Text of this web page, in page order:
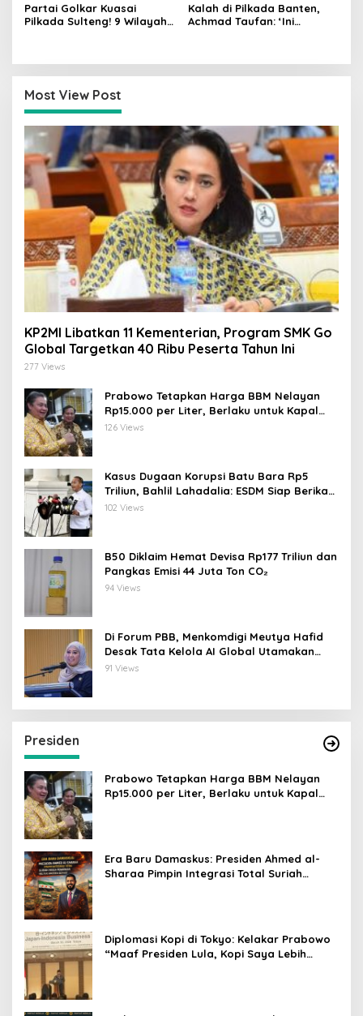
Partai Golkar Kuasai
Pilkada Sulteng! 9 Wilayah
Kalah di Pilkada Banten,
Achmad Taufan: ‘Ini
Most View Post
KP2MI Libatkan 11 Kementerian, Program SMK Go
Global Targetkan 40 Ribu Peserta Tahun Ini
277 Views
Prabowo Tetapkan Harga BBM Nelayan
Rp15.000 per Liter, Berlaku untuk Kapal
30-200 GT
126 Views
Kasus Dugaan Korupsi Batu Bara Rp5
Triliun, Bahlil Lahadalia: ESDM Siap Berikan
Data
102 Views
B50 Diklaim Hemat Devisa Rp177 Triliun dan
Pangkas Emisi 44 Juta Ton CO₂
94 Views
Di Forum PBB, Menkomdigi Meutya Hafid
Desak Tata Kelola AI Global Utamakan
Perlindungan Anak
91 Views
Presiden
Prabowo Tetapkan Harga BBM Nelayan
Rp15.000 per Liter, Berlaku untuk Kapal
Era Baru Damaskus: Presiden Ahmed al-
Sharaa Pimpin Integrasi Total Suriah
Diplomasi Kopi di Tokyo: Kelakar Prabowo
“Maaf Presiden Lula, Kopi Saya Lebih